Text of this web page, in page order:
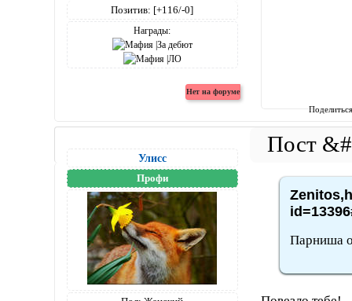
Позитив: [+116/-0]
Награды:
Улисс
Профи
Парниша